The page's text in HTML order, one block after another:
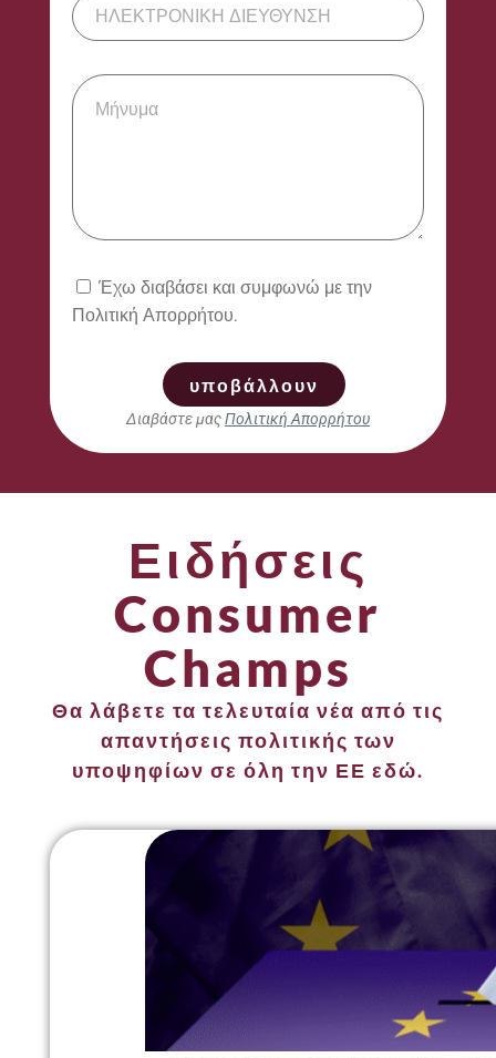
Έχω διαβάσει και συμφωνώ με την
Πολιτική Απορρήτου.
υποβάλλουν
Διαβάστε μαςΠολιτική Απορρήτου
Ειδήσεις
Consumer
Champs
Θα λάβετε τα τελευταία νέα από τις
απαντήσεις πολιτικής των
υποψηφίων σε όλη την ΕΕ εδώ.